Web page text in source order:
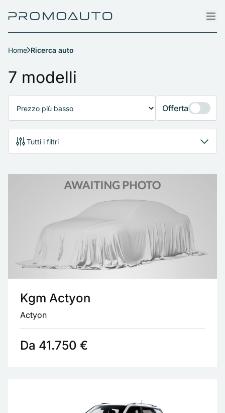
Home Ricerca auto
7 modelli
Offerta
Tutti i filtri
Kgm Actyon
Actyon
Da 41.750 €